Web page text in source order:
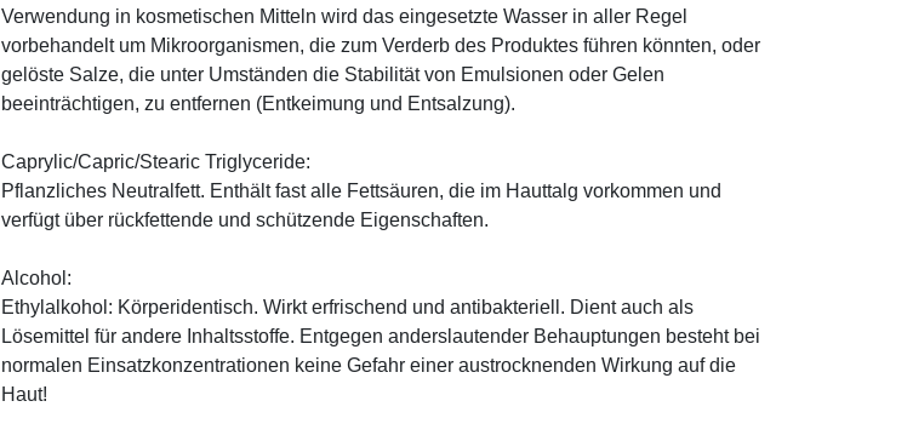
Verwendung in kosmetischen Mitteln wird das eingesetzte Wasser in aller Regel
vorbehandelt um Mikroorganismen, die zum Verderb des Produktes führen könnten, oder
gelöste Salze, die unter Umständen die Stabilität von Emulsionen oder Gelen
beeinträchtigen, zu entfernen (Entkeimung und Entsalzung).
Caprylic/Capric/Stearic Triglyceride:
Pflanzliches Neutralfett. Enthält fast alle Fettsäuren, die im Hauttalg vorkommen und
verfügt über rückfettende und schützende Eigenschaften.
Alcohol:
Ethylalkohol: Körperidentisch. Wirkt erfrischend und antibakteriell. Dient auch als
Lösemittel für andere Inhaltsstoffe. Entgegen anderslautender Behauptungen besteht bei
normalen Einsatzkonzentrationen keine Gefahr einer austrocknenden Wirkung auf die
Haut!